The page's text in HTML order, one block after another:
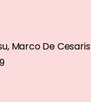
Marco De Cesaris